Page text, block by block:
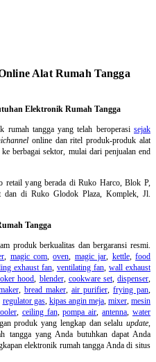
Alat Rumah Tangga
Elektronik Rumah Tangga
rumah tanggayang telah beroperasisejak
online dan ritel produk-produk alat
berbagai sektor, mulai dari penjualan end
retail yang berada di Ruko Harco, Blok P,
dan di Ruko Glodok Plaza, Komplek, Jl.
Tangga
produk berkualitas dan bergaransi resmi.
, magic com,oven, magic jar, kettle,food
exhaust fan, ventilating fan, wall exhaust
hood, blender, cookware set,dispenser,
, bread maker, air purifier, frying pan,
regulator gas, kipas angin meja, mixer,mesin
, ceiling fan,pompa air,antenna,water
produk yang lengkap dan selalu update,
tangga yang Anda butuhkan dapat Anda
elektronik rumah tangga Anda di situs